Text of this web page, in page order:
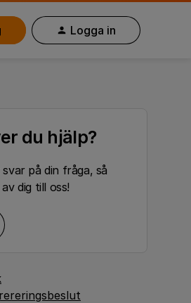
Logga in
du hjälp?
på din fråga, så
dig till oss!